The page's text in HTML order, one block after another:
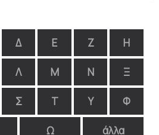
Δ Ε Ζ Η
Λ Μ Ν Ξ
Σ Τ Υ Φ
Ω άλλα